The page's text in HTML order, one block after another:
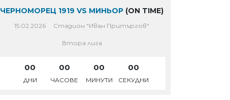
ЧЕРНОМОРЕЦ 1919 VS МИНЬОР (ON TIME)
15.02.2026 Стадион "Иван Притъргов"
Втора лига
00
ДНИ
00
ЧАСОВЕ
00
МИНУТИ
00
СЕКУДНИ